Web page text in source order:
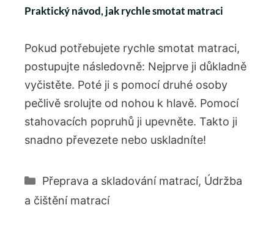
Praktický návod, jak rychle smotat matraci
Pokud potřebujete rychle smotat matraci,
postupujte následovně: Nejprve ji důkladně
vyčistěte. Poté ji s pomocí druhé osoby
pečlivě srolujte od nohou k hlavě. Pomocí
stahovacích popruhů ji upevněte. Takto ji
snadno převezete nebo uskladníte!
Rubriky
Přeprava a skladování matrací, Údržba
a čištění matrací